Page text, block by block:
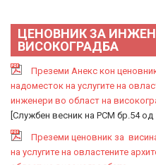
ЦЕНОВНИК ЗА
ВИСОКОГРАДБА
Преземи Анекс кон
надоместок на услугите на
инженери во област на
[Службен весник на РСМ бр.54 од
Преземи ценовник за
на услугите на овластените